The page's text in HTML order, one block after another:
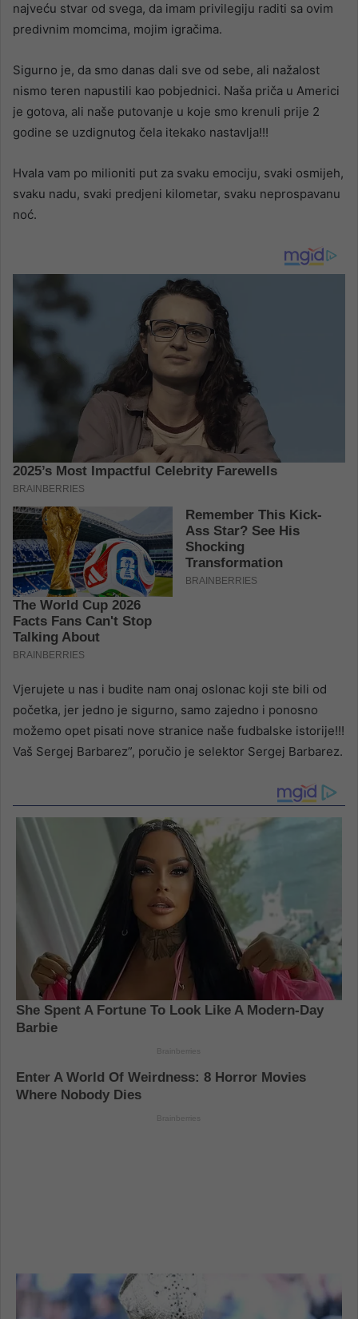
najveću stvar od svega, da imam privilegiju raditi sa ovim
predivnim momcima, mojim igračima.
Sigurno je, da smo danas dali sve od sebe, ali nažalost
nismo teren napustili kao pobjednici. Naša priča u Americi
je gotova, ali naše putovanje u koje smo krenuli prije 2
godine se uzdignutog čela itekako nastavlja!!!
Hvala vam po milioniti put za svaku emociju, svaki osmijeh,
svaku nadu, svaki predjeni kilometar, svaku neprospavanu
noć.
Vjerujete u nas i budite nam onaj oslonac koji ste bili od
početka, jer jedno je sigurno, samo zajedno i ponosno
možemo opet pisati nove stranice naše fudbalske istorije!!!
Vaš Sergej Barbarez”, poručio je selektor Sergej Barbarez.